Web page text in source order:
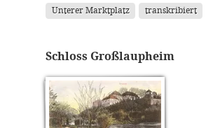
Unterer Marktplatz transkribiert
Schloss Großlaupheim